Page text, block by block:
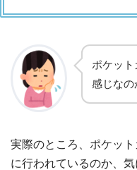
ポケッ
感じな
実際のところ、ポケッ
に行われているのか、気